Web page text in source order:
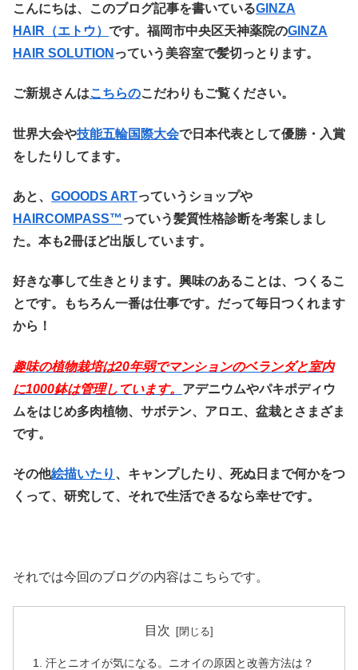
こ んにちは、このブログ記事を書いているGINZA
HAIR（エトウ） です。福岡市中央区天神薬院のGINZA
HAIR SOLUTION っていう美容室で髪切っとります。
ご新規さんはこちらのこだわりもご覧ください。
世界大会や技能五輪国際大会で日本代表として優勝・入賞
をしたりしてます。
あと、 GOOODS ARTっていうショップや
HAIRCOMPASS™️ っていう髪質性格診断を考案しまし
た。本も2冊ほど出版しています。
好きな事して生きとります。興味のあることは、つくるこ
とです。もちろん一番は仕事です。だって毎日つくれます
から！
趣味の植物栽培は20年弱でマンションのベランダと室内
に1000鉢は管理しています。 アデニウムやパキポディウ
ムをはじめ多肉植物、サボテン、アロエ、盆栽とさまざま
です。
その他絵描いたり 、キャンプしたり、死ぬ日まで何かをつ
くって、研究して、それで生活できるなら幸せです。
それでは今回のブログの内容はこちらです。
目次
汗とニオイが気になる。ニオイの原因と改善方法は？